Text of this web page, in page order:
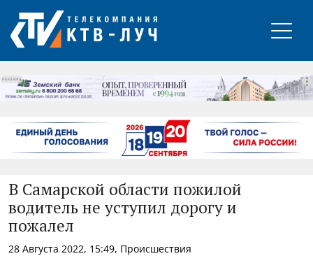
РЕКЛАМА
В Самарской области пожилой
водитель не уступил дорогу и
пожалел
28 Августа 2022, 15:49, Происшествия